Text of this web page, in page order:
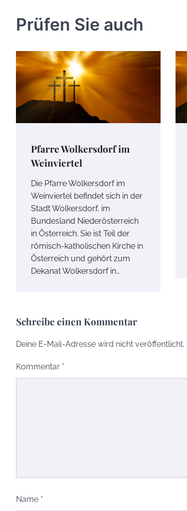
Prüfen Sie auch
Pfarre Wolkersdorf im
Weinviertel
Die Pfarre Wolkersdorf im
Weinviertel befindet sich in der
Stadt Wolkersdorf, im
Bundesland Niederösterreich
in Österreich. Sie ist Teil der
römisch-katholischen Kirche in
Österreich und gehört zum
Dekanat Wolkersdorf in…
Schreibe einen Kommentar
Deine E-Mail-Adresse wird nicht veröffentlicht.
Kommentar *
Name *